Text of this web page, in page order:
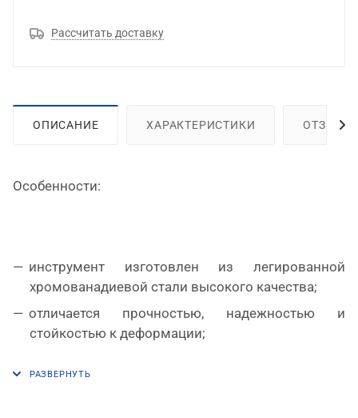
Рассчитать доставку
ОПИСАНИЕ ХАРАКТЕРИСТИКИ ОТЗЫВЫ
Особенности:
инструмент изготовлен из легированной
хромованадиевой стали высокого качества;
отличается прочностью, надежностью и
стойкостью к деформации;
коррозии;